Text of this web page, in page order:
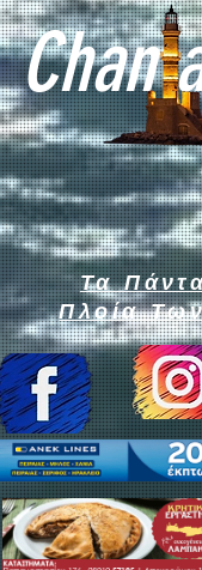
Chan
Τα
Πλοία